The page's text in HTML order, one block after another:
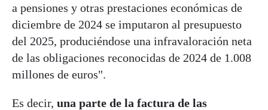
a pensiones y otras prestaciones económicas de
diciembre de 2024 se imputaron al presupuesto
del 2025, produciéndose una infravaloración neta
de las obligaciones reconocidas de 2024 de 1.008
millones de euros".
Es decir, una parte de la factura de las